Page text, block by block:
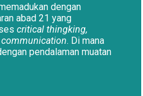
dengan
abad 21 yang
critical thingking,
communication. Di mana
pendalaman muatan